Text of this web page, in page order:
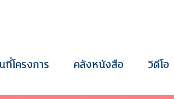
ที่โครงการ คลังหนังสือ วิดีโอ